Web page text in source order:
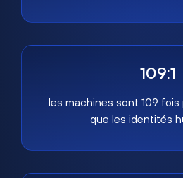
109:1
les machines sont 109
que les identités